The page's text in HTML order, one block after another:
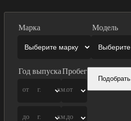
Марка Модель
Год выпуска
от г.
до г.
Пробег
от
км.
до
км.
Подобрать